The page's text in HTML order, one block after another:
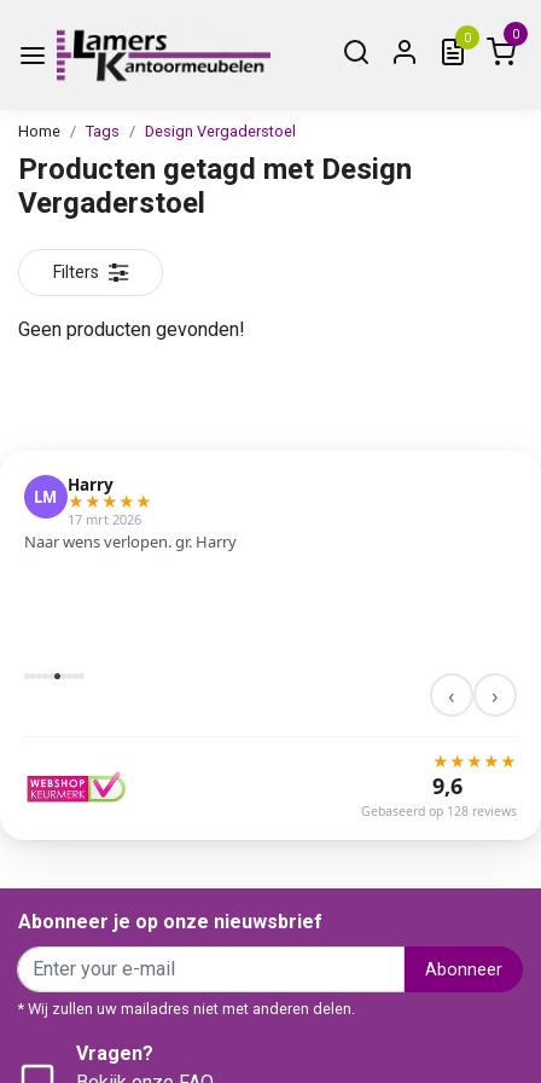
0 0
Home Tags Design Vergaderstoel
Producten getagd met Design
Vergaderstoel
Filters
Geen producten gevonden!
LM
Harry
★★★★★
17 mrt 2026
Naar wens verlopen. gr. Harry
‹ ›
★★★★★
9,6
Gebaseerd op 128 reviews
Abonneer je op onze nieuwsbrief
Abonneer
* Wij zullen uw mailadres niet met anderen delen.
Vragen?